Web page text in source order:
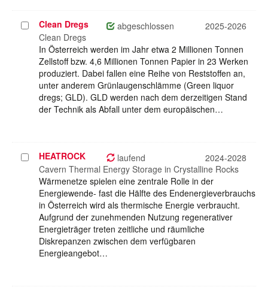
Projekt
auswählen
Clean Dregs abgeschlossen
2025-2026
Clean Dregs
In Österreich werden im Jahr etwa 2 Millionen Tonnen
Zellstoff bzw. 4,6 Millionen Tonnen Papier in 23 Werken
produziert. Dabei fallen eine Reihe von Reststoffen an,
unter anderem Grünlaugenschlämme (Green liquor
dregs; GLD). GLD werden nach dem derzeitigen Stand
der Technik als Abfall unter dem europäischen…
Projekt
auswählen
HEATROCK laufend
2024-2028
Cavern Thermal Energy Storage in Crystalline Rocks
Wärmenetze spielen eine zentrale Rolle in der
Energiewende- fast die Hälfte des Endenergieverbrauchs
in Österreich wird als thermische Energie verbraucht.
Aufgrund der zunehmenden Nutzung regenerativer
Energieträger treten zeitliche und räumliche
Diskrepanzen zwischen dem verfügbaren
Energieangebot…